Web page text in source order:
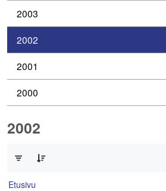
2003
2002
2001
2000
2002
Etusivu